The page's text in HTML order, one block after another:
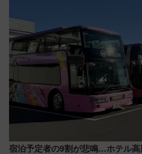
宿泊予定者の9割が悲鳴…ホテル